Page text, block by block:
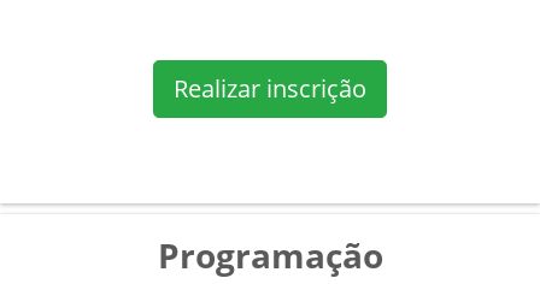
Realizar inscrição
Programação